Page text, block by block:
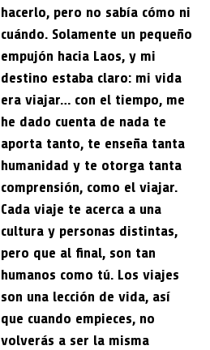
hacerlo, pero no sabía cómo ni
cuándo. Solamente un pequeño
empujón hacia Laos, y mi
destino estaba claro: mi vida
era viajar… con el tiempo, me
he dado cuenta de nada te
aporta tanto, te enseña tanta
humanidad y te otorga tanta
comprensión, como el viajar.
Cada viaje te acerca a una
cultura y personas distintas,
pero que al final, son tan
humanos como tú. Los viajes
son una lección de vida, así
que cuando empieces, no
volverás a ser la misma